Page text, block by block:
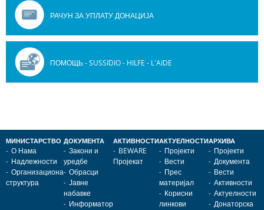
РАЧУН ЗА УПЛАТУ ДОНАЦИЈА
ПОМОЩЬ - SUSSIDIO - HILFE - L'AIDE
МИНИСТАРСТВО
О Нама
Надлежности
Организациона
структура
ДОКУМЕНТА
Закони и
уредбе
Обрасци
Јавне
набавке
Информатор
АКТИВНОСТИ
BEWARE
Пројекат
АКТУЕЛНОСТИ
Пројекти
Вести
Прес
материјал
Корисни
линкови
АРХИВА
Пројекти
Документа
Вести
Активности
Актуелности
Донаторска